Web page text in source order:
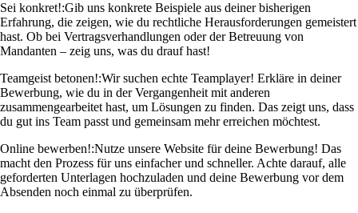
Sei konkret!:Gib uns konkrete Beispiele aus deiner bisherigen
Erfahrung, die zeigen, wie du rechtliche Herausforderungen gemeistert
hast. Ob bei Vertragsverhandlungen oder der Betreuung von
Mandanten – zeig uns, was du drauf hast!
Teamgeist betonen!:Wir suchen echte Teamplayer! Erkläre in deiner
Bewerbung, wie du in der Vergangenheit mit anderen
zusammengearbeitet hast, um Lösungen zu finden. Das zeigt uns, dass
du gut ins Team passt und gemeinsam mehr erreichen möchtest.
Online bewerben!:Nutze unsere Website für deine Bewerbung! Das
macht den Prozess für uns einfacher und schneller. Achte darauf, alle
geforderten Unterlagen hochzuladen und deine Bewerbung vor dem
Absenden noch einmal zu überprüfen.